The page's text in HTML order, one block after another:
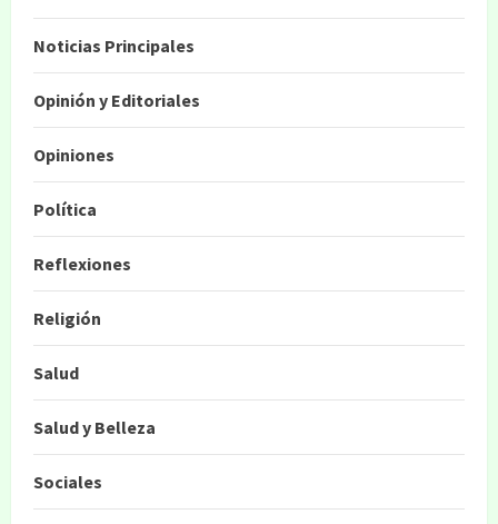
Noticias Principales
Opinión y Editoriales
Opiniones
Política
Reflexiones
Religión
Salud
Salud y Belleza
Sociales